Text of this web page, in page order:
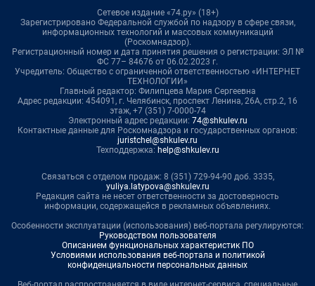
Сетевое издание «74.ру» (18+)
Зарегистрировано Федеральной службой по надзору в сфере связи,
информационных технологий и массовых коммуникаций
(Роскомнадзор).
Регистрационный номер и дата принятия решения о регистрации: ЭЛ №
ФС 77– 84676 от 06.02.2023 г.
Учредитель: Общество с ограниченной ответственностью «ИНТЕРНЕТ
ТЕХНОЛОГИИ»
Главный редактор: Филипцева Мария Сергеевна
Адрес редакции: 454091, г. Челябинск, проспект Ленина, 26А, стр.2, 16
этаж, +7 (351) 7-0000-74
Электронный адрес редакции: 74@shkulev.ru
Контактные данные для Роскомнадзора и государственных органов:
juristchel@shkulev.ru
Техподдержка: help@shkulev.ru
Связаться с отделом продаж: 8 (351) 729-94-90 доб. 3335,
yuliya.latypova@shkulev.ru
Редакция сайта не несет ответственности за достоверность
информации, содержащейся в рекламных объявлениях.
Особенности эксплуатации (использования) веб-портала регулируются:
Руководством пользователя
Описанием функциональных характеристик ПО
Условиями использования веб-портала и политикой
конфиденциальности персональных данных